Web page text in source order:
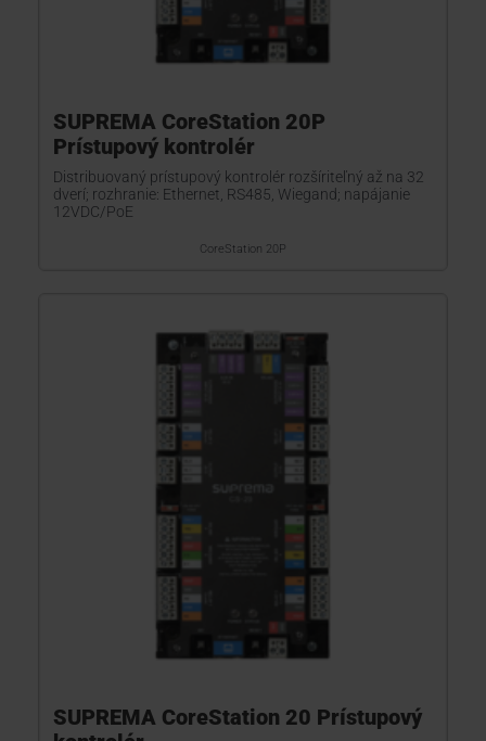
SUPREMA CoreStation 20P
Prístupový kontrolér
Distribuovaný prístupový kontrolér rozšíriteľný až na 32
dverí; rozhranie: Ethernet, RS485, Wiegand; napájanie
12VDC/PoE
CoreStation 20P
SUPREMA CoreStation 20 Prístupový